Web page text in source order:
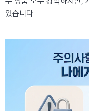
있습니다.